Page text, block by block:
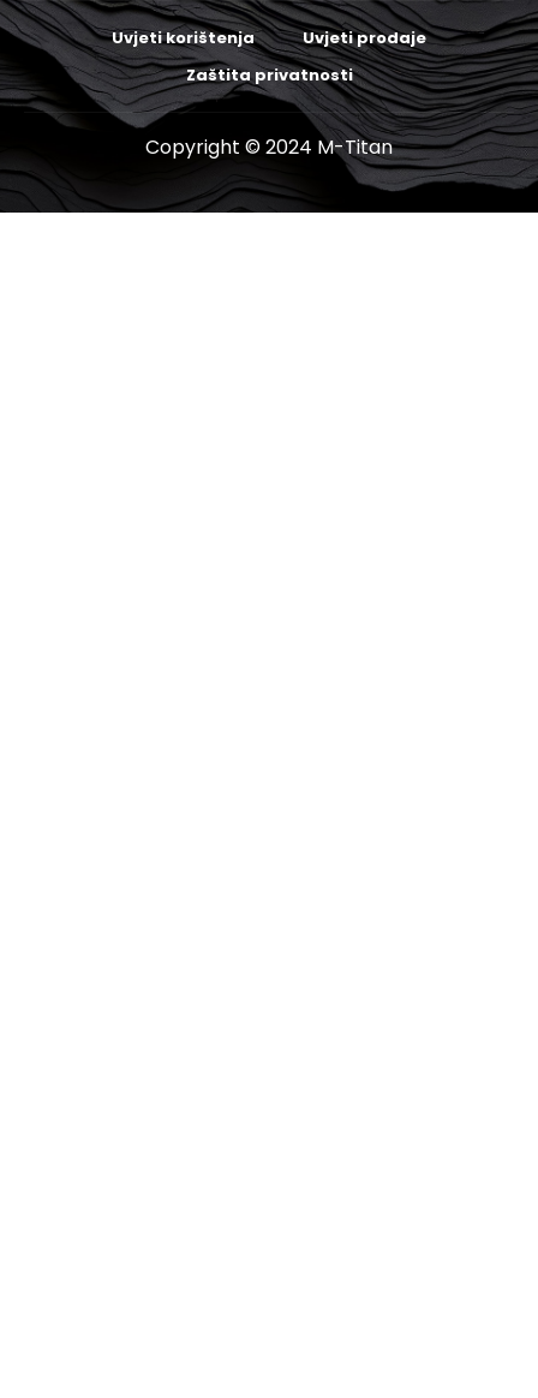
Uvjeti korištenja
Uvjeti prodaje
Zaštita privatnosti
Copyright © 2024 M-Titan